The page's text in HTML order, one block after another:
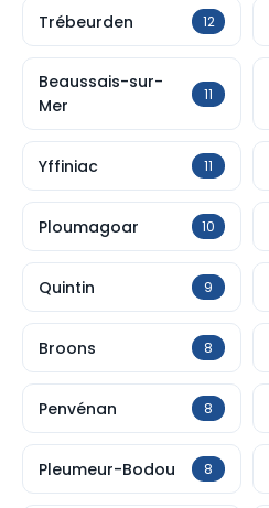
Trébeurden 12
Beaussais-sur-
Mer
11
Yffiniac 11
Ploumagoar 10
Quintin 9
Broons 8
Penvénan 8
Pleumeur-Bodou 8